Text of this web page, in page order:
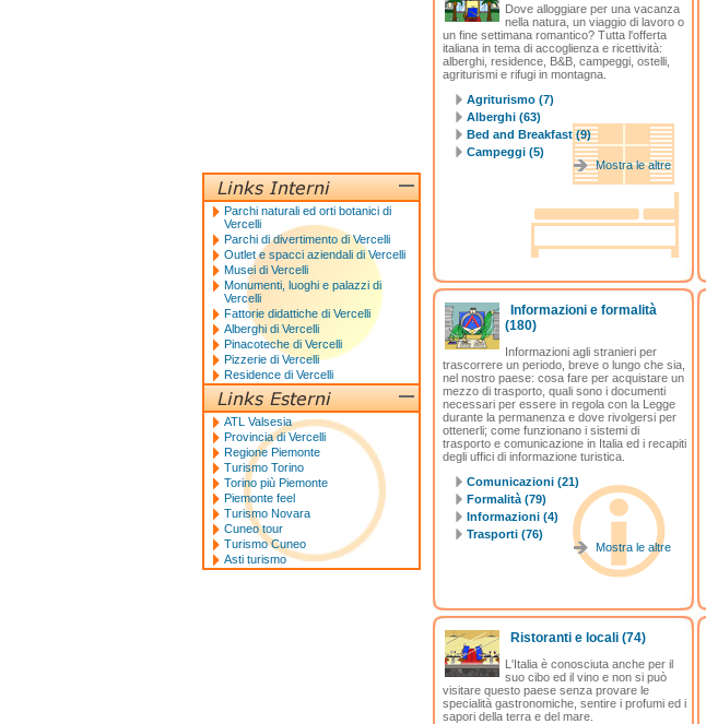
Dove alloggiare per una vacanza
nella natura, un viaggio di lavoro o
un fine settimana romantico? Tutta l'offerta
italiana in tema di accoglienza e ricettività:
alberghi, residence, B&B, campeggi, ostelli,
agriturismi e rifugi in montagna.
Agriturismo (7)
Alberghi (63)
Bed and Breakfast (9)
Campeggi (5)
Mostra le altre
Informazioni e formalità
(180)
Informazioni agli stranieri per
trascorrere un periodo, breve o lungo che sia,
nel nostro paese: cosa fare per acquistare un
mezzo di trasporto, quali sono i documenti
necessari per essere in regola con la Legge
durante la permanenza e dove rivolgersi per
ottenerli; come funzionano i sistemi di
trasporto e comunicazione in Italia ed i recapiti
degli uffici di informazione turistica.
Comunicazioni (21)
Formalità (79)
Informazioni (4)
Trasporti (76)
Mostra le altre
Ristoranti e locali(74)
L'Italia è conosciuta anche per il
suo cibo ed il vino e non si può
visitare questo paese senza provare le
specialità gastronomiche, sentire i profumi ed i
sapori della terra e del mare.
Parchi naturali ed orti botanici di
Vercelli
Parchi di divertimento di Vercelli
Outlet e spacci aziendali di Vercelli
Musei di Vercelli
Monumenti, luoghi e palazzi di
Vercelli
Fattorie didattiche di Vercelli
Alberghi di Vercelli
Pinacoteche di Vercelli
Pizzerie di Vercelli
Residence di Vercelli
ATL Valsesia
Provincia di Vercelli
Regione Piemonte
Turismo Torino
Torino più Piemonte
Piemonte feel
Turismo Novara
Cuneo tour
Turismo Cuneo
Asti turismo